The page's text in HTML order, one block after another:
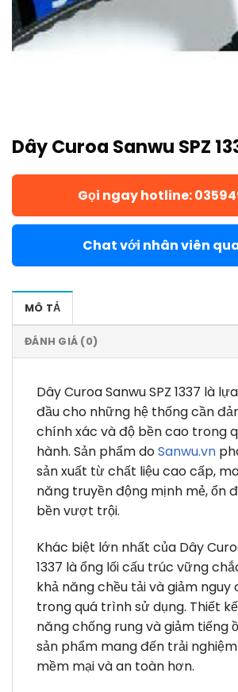
Dây Curoa Sanwu SPZ
Gọi ngay hotline:
Chat với nhân viên
MÔ TẢ
ĐÁNH GIÁ (0)
Dây Curoa Sanwu SPZ 1337 là
đầu cho những hệ thống cần
chính xác và độ bền cao trong
hành. Sản phẩm doSanwu.vn
sản xuất từ chất liệu cao cấp,
năng truyền động mịnh mẻ, ổn
bền vượt trội.
Khác biệt lớn nhất của Dây
1337 là ổng lối cấu trúc vững
khả năng chều tải và giảm nguy
trong quá trình sử dụng. Thiết
năng chống rung và giảm tiếng
sản phẩm mang đến trải
mềm mại và an toàn hơn.